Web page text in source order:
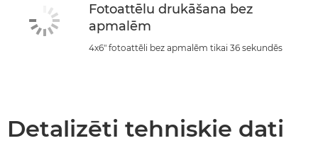
Fotoattēlu drukāšana bez
apmalēm
4x6" fotoattēli bez apmalēm tikai 36 sekundēs
Detalizēti tehniskie dati